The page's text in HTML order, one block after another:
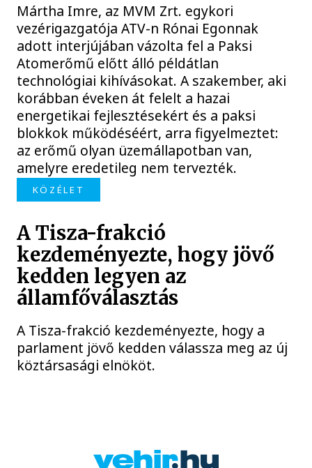
Mártha Imre, az MVM Zrt. egykori
vezérigazgatója ATV-n Rónai Egonnak
adott interjújában vázolta fel a Paksi
Atomerőmű előtt álló példátlan
technológiai kihívásokat. A szakember, aki
korábban éveken át felelt a hazai
energetikai fejlesztésekért és a paksi
blokkok működéséért, arra figyelmeztet:
az erőmű olyan üzemállapotban van,
amelyre eredetileg nem tervezték.
KÖZÉLET
A Tisza-frakció
kezdeményezte, hogy jövő
kedden legyen az
államfőválasztás
A Tisza-frakció kezdeményezte, hogy a
parlament jövő kedden válassza meg az új
köztársasági elnököt.